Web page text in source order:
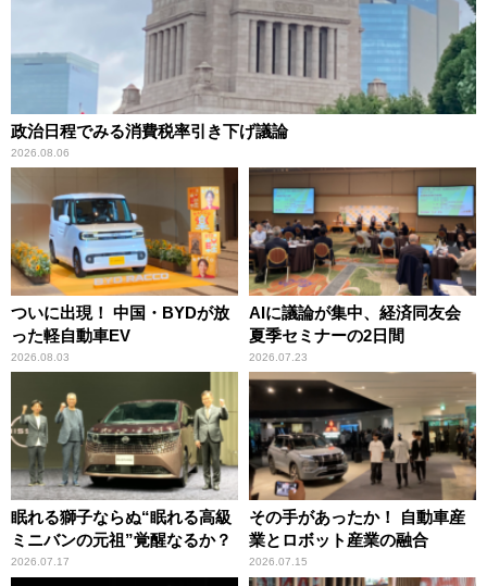
政治日程でみる消費税率引き下げ議論
2026.08.06
ついに出現！ 中国・BYDが放
った軽自動車EV
2026.08.03
AIに議論が集中、経済同友会
夏季セミナーの2日間
2026.07.23
眠れる獅子ならぬ“眠れる高級
ミニバンの元祖”覚醒なるか？
2026.07.17
その手があったか！ 自動車産
業とロボット産業の融合
2026.07.15